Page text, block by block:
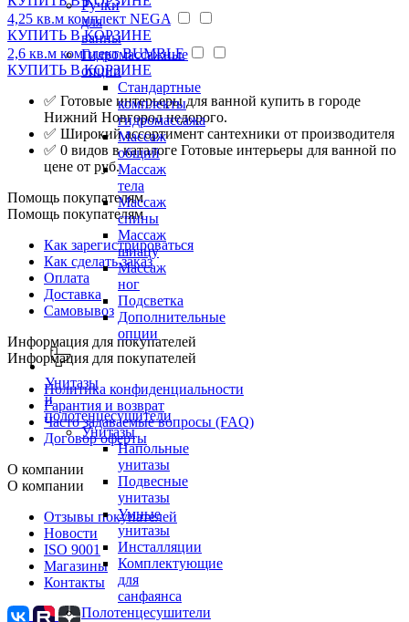
Ручки
для
ванны
Гидромассажные
опции
Стандартные
комплекты
гидромассажа
Массаж
общий
Массаж
тела
Массаж
спины
Массаж
шиацу
Массаж
ног
Подсветка
Дополнительные
опции
Унитазы
и
полотенцесушители
Унитазы
Напольные
унитазы
Подвесные
унитазы
Умные
унитазы
Инсталляции
Комплектующие
для
санфаянса
Полотенцесушители
4,25 кв.м комплект NEGA
КУПИТЬ В КОРЗИНЕ
2,6 кв.м комплект BUMBLE
КУПИТЬ В КОРЗИНЕ
✅ Готовые интерьеры для ванной купить в городе
Нижний Новгород недорого.
✅ Широкий ассортимент сантехники от производителя
✅ 0 видов в каталоге Готовые интерьеры для ванной по
цене от руб.
Помощь покупателям
Помощь покупателям
Как зарегистрироваться
Как сделать заказ
Оплата
Доставка
Самовывоз
Информация для покупателей
Информация для покупателей
Политика конфиденциальности
Гарантия и возврат
Часто задаваемые вопросы (FAQ)
Договор оферты
О компании
О компании
Отзывы покупателей
Новости
ISO 9001
Магазины
Контакты